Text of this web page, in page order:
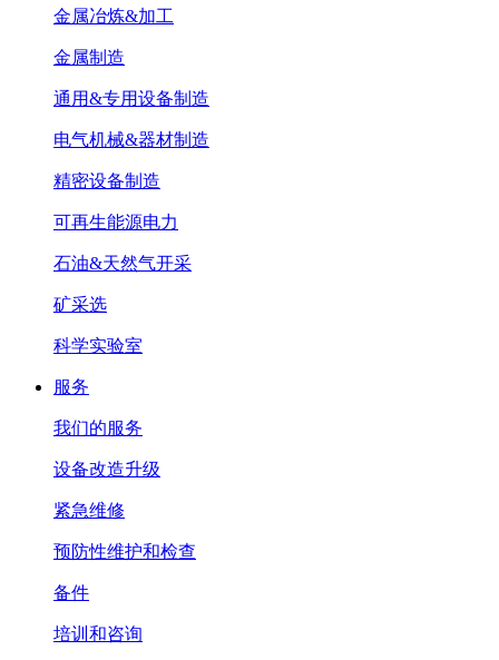
金属冶炼&加工
金属制造
通用&专用设备制造
电气机械&器材制造
精密设备制造
可再生能源电力
石油&天然气开采
矿采选
科学实验室
服务
我们的服务
设备改造升级
紧急维修
预防性维护和检查
备件
培训和咨询